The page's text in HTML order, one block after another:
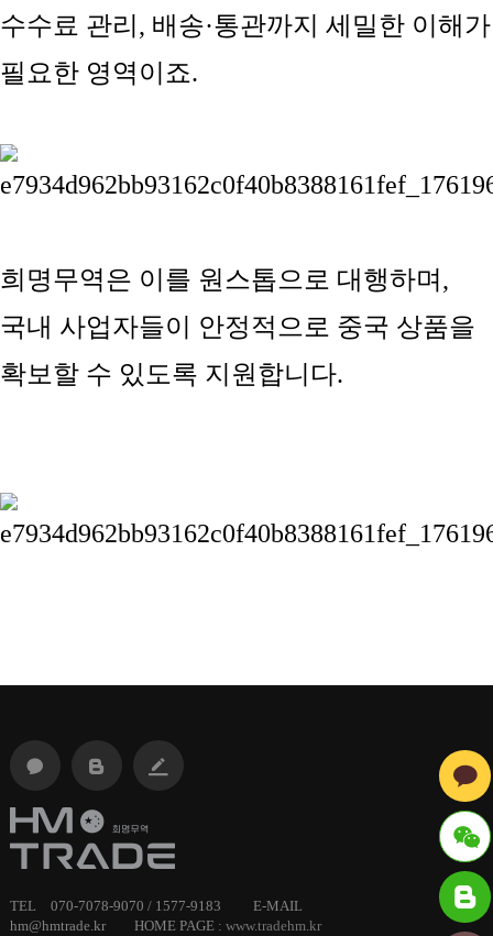
ID :
수수료 관리, 배송·통관까지 세밀한 이해가
필요한 영역이죠.
희명무역은 이를 원스톱으로 대행하며,
국내 사업자들이 안정적으로 중국 상품을
확보할 수 있도록 지원합니다.
TEL 070-7078-9070 / 1577-9183 E-MAIL
hm@hmtrade.kr HOME PAGE : www.tradehm.kr